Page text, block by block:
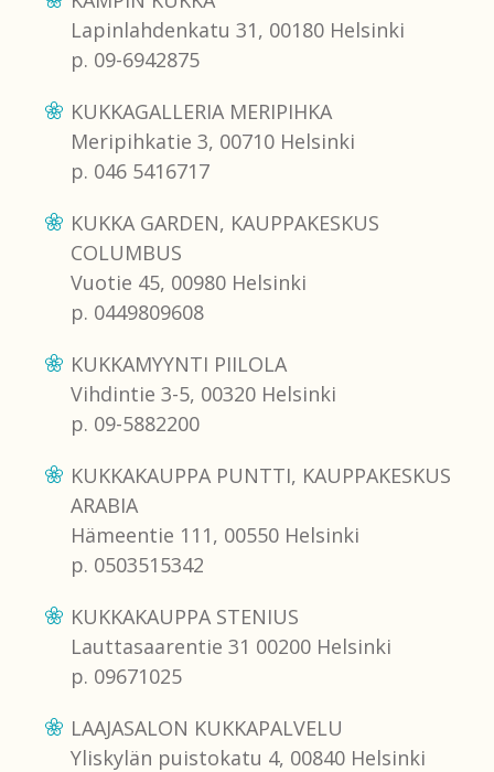
Lapinlahdenkatu 31, 00180 Helsinki
p. 09-6942875
KUKKAGALLERIA MERIPIHKA
Meripihkatie 3, 00710 Helsinki
p. 046 5416717
KUKKA GARDEN, KAUPPAKESKUS
COLUMBUS
Vuotie 45, 00980 Helsinki
p. 0449809608
KUKKAMYYNTI PIILOLA
Vihdintie 3-5, 00320 Helsinki
p. 09-5882200
KUKKAKAUPPA PUNTTI, KAUPPAKESKUS
ARABIA
Hämeentie 111, 00550 Helsinki
p. 0503515342
KUKKAKAUPPA STENIUS
Lauttasaarentie 31 00200 Helsinki
p. 09671025
LAAJASALON KUKKAPALVELU
Yliskylän puistokatu 4, 00840 Helsinki